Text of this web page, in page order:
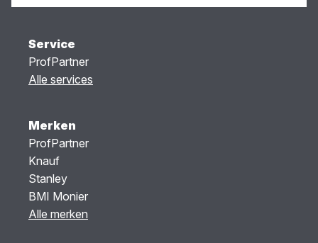
Service
ProfPartner
Alle services
Merken
ProfPartner
Knauf
Stanley
BMI Monier
Alle merken